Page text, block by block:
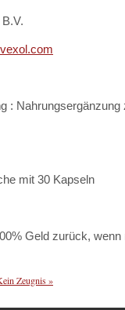
: Nahrungsergänzung
mit 30 Kapseln
Geld zurück, wenn
Zeugnis »